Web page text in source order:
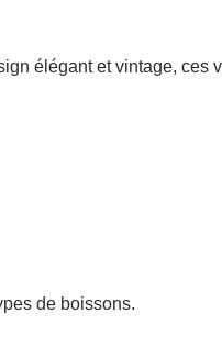
élégant et vintage, ces
de boissons.